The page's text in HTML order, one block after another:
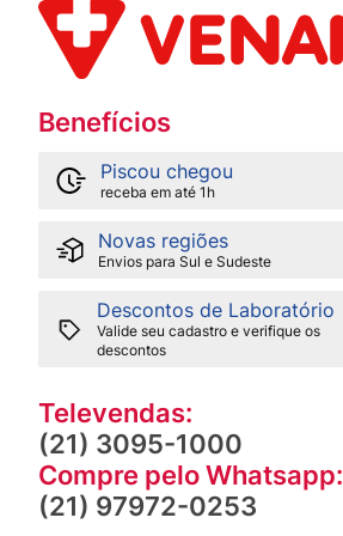
Benefícios
Piscou chegou
receba em até 1h
Novas regiões
Envios para Sul e Sudeste
Descontos de Laboratório
Valide seu cadastro e verifique os
descontos
Televendas:
(21) 3095-1000
Compre pelo Whatsapp:
(21) 97972-0253